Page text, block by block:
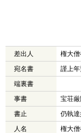
差出人
権大僧
宛名書
謹上
端裏書
事書
宝荘
書止
仍執
人名
権大